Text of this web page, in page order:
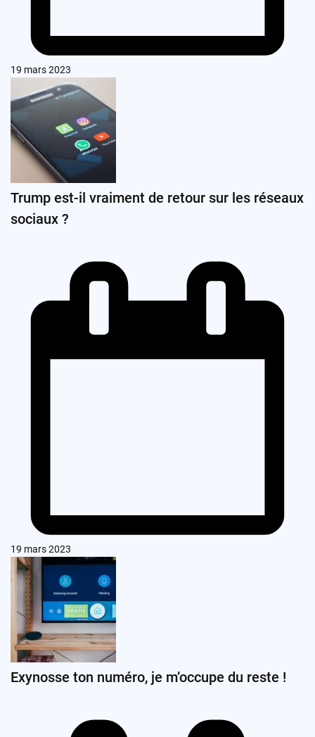
19 mars 2023
Trump est-il vraiment de retour sur les réseaux
sociaux ?
19 mars 2023
Exynosse ton numéro, je m’occupe du reste !